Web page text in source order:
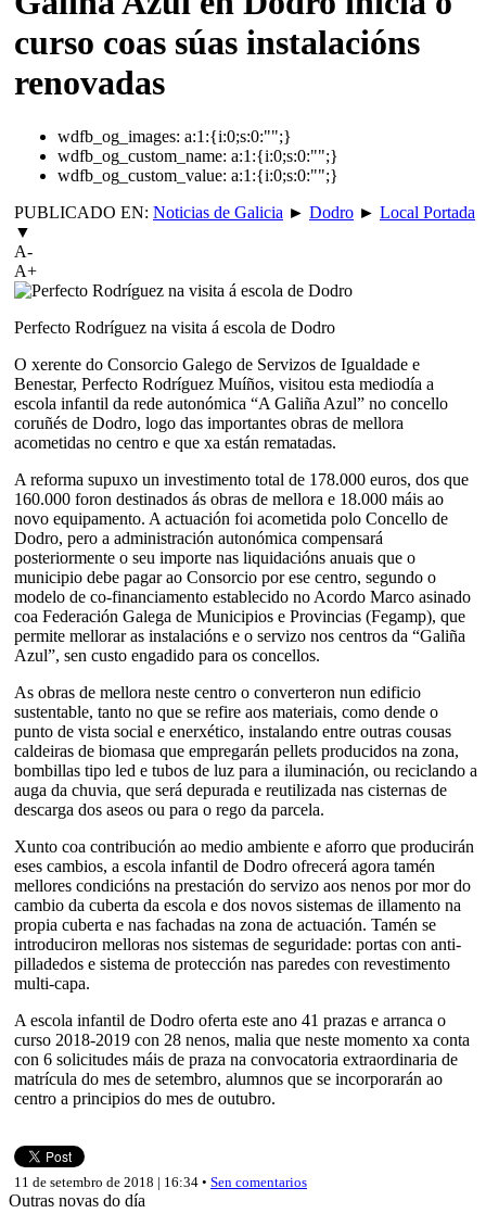
curso coas súas instalacións
renovadas
wdfb_og_images: a:1:{i:0;s:0:"";}
wdfb_og_custom_name: a:1:{i:0;s:0:"";}
wdfb_og_custom_value: a:1:{i:0;s:0:"";}
PUBLICADO EN: Noticias de Galicia ► Dodro ► Local Portada
▼
A-
A+
Perfecto Rodríguez na visita á escola de Dodro
O xerente do Consorcio Galego de Servizos de Igualdade e
Benestar, Perfecto Rodríguez Muíños, visitou esta mediodía a
escola infantil da rede autonómica “A Galiña Azul” no concello
coruñés de Dodro, logo das importantes obras de mellora
acometidas no centro e que xa están rematadas.
A reforma supuxo un investimento total de 178.000 euros, dos que
160.000 foron destinados ás obras de mellora e 18.000 máis ao
novo equipamento. A actuación foi acometida polo Concello de
Dodro, pero a administración autonómica compensará
posteriormente o seu importe nas liquidacións anuais que o
municipio debe pagar ao Consorcio por ese centro, segundo o
modelo de co-financiamento establecido no Acordo Marco asinado
coa Federación Galega de Municipios e Provincias (Fegamp), que
permite mellorar as instalacións e o servizo nos centros da “Galiña
Azul”, sen custo engadido para os concellos.
As obras de mellora neste centro o converteron nun edificio
sustentable, tanto no que se refire aos materiais, como dende o
punto de vista social e enerxético, instalando entre outras cousas
caldeiras de biomasa que empregarán pellets producidos na zona,
bombillas tipo led e tubos de luz para a iluminación, ou reciclando a
auga da chuvia, que será depurada e reutilizada nas cisternas de
descarga dos aseos ou para o rego da parcela.
Xunto coa contribución ao medio ambiente e aforro que producirán
eses cambios, a escola infantil de Dodro ofrecerá agora tamén
mellores condicións na prestación do servizo aos nenos por mor do
cambio da cuberta da escola e dos novos sistemas de illamento na
propia cuberta e nas fachadas na zona de actuación. Tamén se
introduciron melloras nos sistemas de seguridade: portas con anti-
pilladedos e sistema de protección nas paredes con revestimento
multi-capa.
A escola infantil de Dodro oferta este ano 41 prazas e arranca o
curso 2018-2019 con 28 nenos, malia que neste momento xa conta
con 6 solicitudes máis de praza na convocatoria extraordinaria de
matrícula do mes de setembro, alumnos que se incorporarán ao
centro a principios do mes de outubro.
11 de setembro de 2018 | 16:34 • Sen comentarios
Outras novas do día